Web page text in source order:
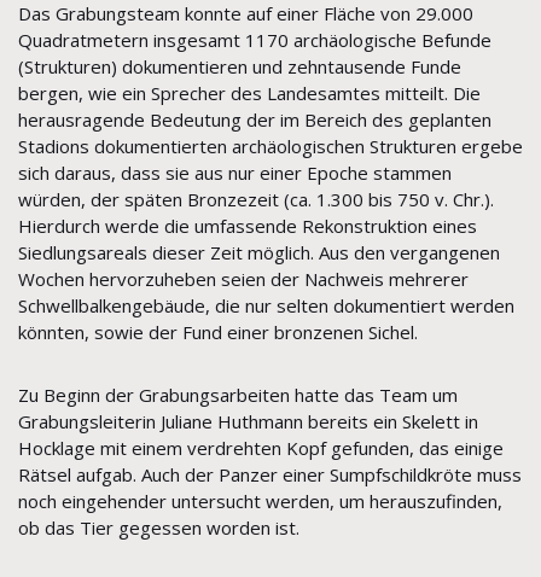
Das Grabungsteam konnte auf einer Fläche von 29.000
Quadratmetern insgesamt 1170 archäologische Befunde
(Strukturen) dokumentieren und zehntausende Funde
bergen, wie ein Sprecher des Landesamtes mitteilt. Die
herausragende Bedeutung der im Bereich des geplanten
Stadions dokumentierten archäologischen Strukturen ergebe
sich daraus, dass sie aus nur einer Epoche stammen
würden, der späten Bronzezeit (ca. 1.300 bis 750 v. Chr.).
Hierdurch werde die umfassende Rekonstruktion eines
Siedlungsareals dieser Zeit möglich. Aus den vergangenen
Wochen hervorzuheben seien der Nachweis mehrerer
Schwellbalkengebäude, die nur selten dokumentiert werden
könnten, sowie der Fund einer bronzenen Sichel.
Zu Beginn der Grabungsarbeiten hatte das Team um
Grabungsleiterin Juliane Huthmann bereits ein Skelett in
Hocklage mit einem verdrehten Kopf gefunden, das einige
Rätsel aufgab. Auch der Panzer einer Sumpfschildkröte muss
noch eingehender untersucht werden, um herauszufinden,
ob das Tier gegessen worden ist.